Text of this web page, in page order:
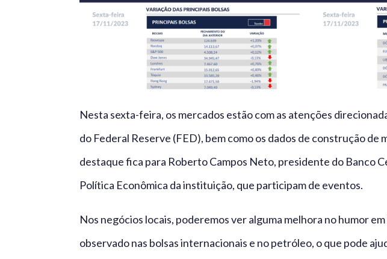
Nesta sexta-feira, os mercados estão com as atenções
do Federal Reserve (FED), bem como os dados de construção de
destaque fica para Roberto Campos Neto, presidente do Banco
Política Econômica da instituição, que participam de eventos.
Nos negócios locais, poderemos ver alguma melhora no humor
observado nas bolsas internacionais e no petróleo, o que pode